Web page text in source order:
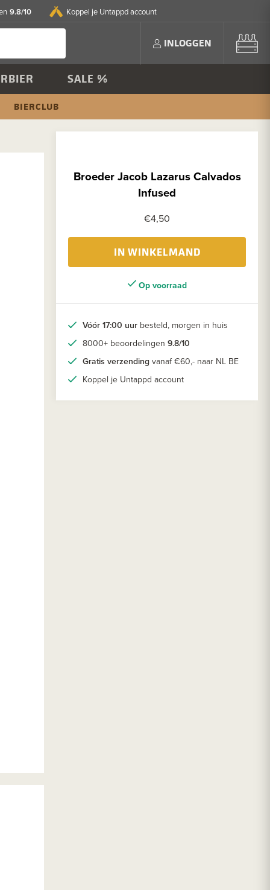
9.8/10 Koppel je Untappd account
INLOGGEN
SALE %
BIERCLUB
Broeder Jacob Lazarus Calvados
Infused
€4,50
IN WINKELMAND
Op voorraad
Vóór 17:00 uur besteld, morgen in huis
8000+ beoordelingen 9.8/10
Gratis verzending vanaf €60,- naar NL BE
Koppel je Untappd account